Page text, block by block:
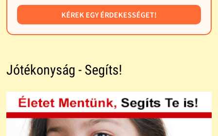
KÉREK EGY ÉRDEKESSÉGET!
Jótékonyság - Segíts!